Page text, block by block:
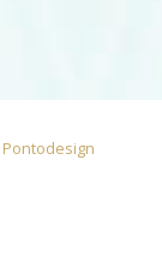
Pontodesign